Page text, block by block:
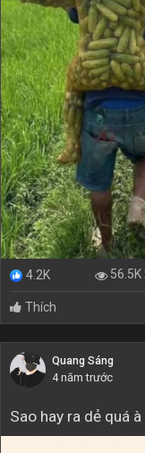
4.2K 56.5K
Thích
Quang Sáng
4 năm trước
Sao hay ra dẻ quá à